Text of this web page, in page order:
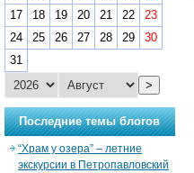
17
18 19 20 21 22
23
24
25 26 27 28 29
30
31
>
Последние темы блогов
“Храм у озера” – летние
экскурсии в Петропавловский